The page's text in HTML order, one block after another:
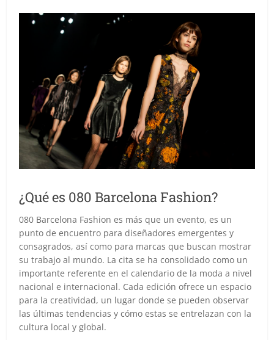
¿Qué es 080 Barcelona Fashion?
080 Barcelona Fashion es más que un evento, es un
punto de encuentro para diseñadores emergentes y
consagrados, así como para marcas que buscan mostrar
su trabajo al mundo. La cita se ha consolidado como un
importante referente en el calendario de la moda a nivel
nacional e internacional. Cada edición ofrece un espacio
para la creatividad, un lugar donde se pueden observar
las últimas tendencias y cómo estas se entrelazan con la
cultura local y global.